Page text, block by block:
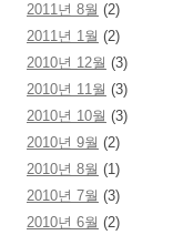
2011년 8월 (2)
2011년 1월 (2)
2010년 12월 (3)
2010년 11월 (3)
2010년 10월 (3)
2010년 9월 (2)
2010년 8월 (1)
2010년 7월 (3)
2010년 6월 (2)